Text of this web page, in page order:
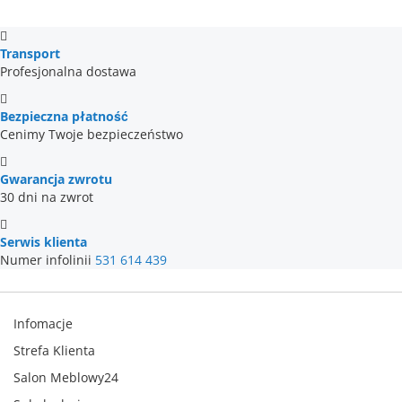
Transport
Profesjonalna dostawa
Bezpieczna płatność
Cenimy Twoje bezpieczeństwo
Gwarancja zwrotu
30 dni na zwrot
Serwis klienta
Numer infolinii 531 614 439
Infomacje
Strefa Klienta
Salon Meblowy24